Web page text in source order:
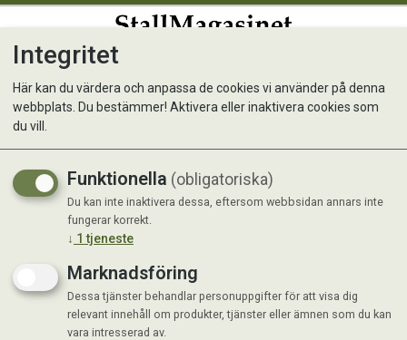
MH Midjeväska
Smart justerbar midjeväska för enkel
åtkomst till din mobiltelefon och mer.
Integritet
Här kan du värdera och anpassa de cookies vi använder på denna
webbplats. Du bestämmer! Aktivera eller inaktivera cookies som
du vill.
Funktionella (obligatoriska)
Du kan inte inaktivera dessa, eftersom webbsidan annars inte
fungerar korrekt.
↓ 1 tjeneste
Marknadsföring
Dessa tjänster behandlar personuppgifter för att visa dig
relevant innehåll om produkter, tjänster eller ämnen som du kan
vara intresserad av.